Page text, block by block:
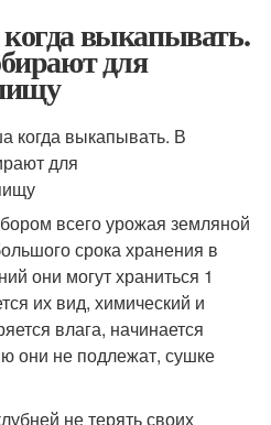
выкапывать.
для
всего урожая земляной
срока хранения в
они могут храниться 1
их вид, химический и
влага, начинается
они не подлежат, сушке
не терять своих